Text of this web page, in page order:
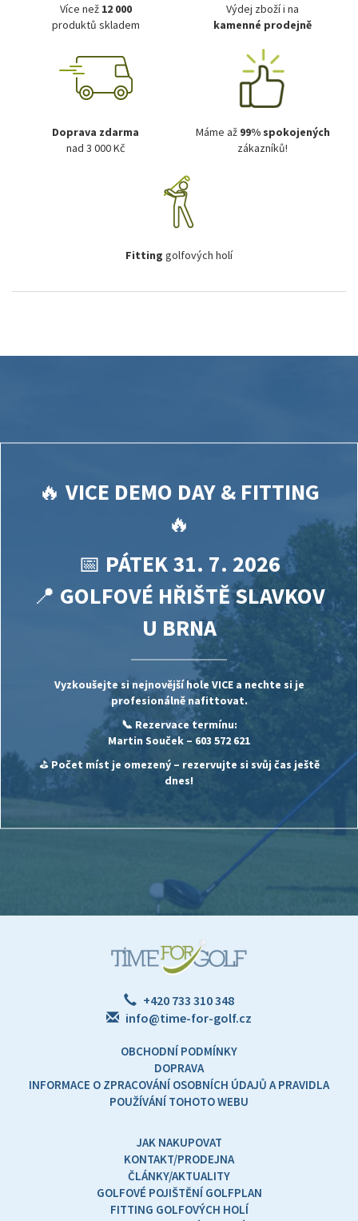
Více než 12 000
produktů skladem
Výdej zboží i na
kamenné prodejně
Doprava zdarma
nad 3 000 Kč
Máme až 99% spokojených
zákazníků!
Fitting golfových holí
🔥 VICE DEMO DAY & FITTING
🔥
📅 PÁTEK 31. 7. 2026
📍 GOLFOVÉ HŘIŠTĚ SLAVKOV
U BRNA
Vyzkoušejte si nejnovější hole VICEa nechte si je
profesionálně nafittovat.
📞 Rezervace termínu:
Martin Souček – 603 572 621
⛳Počet míst je omezený – rezervujte si svůj čas ještě
dnes!
+420 733 310 348
info@time-for-golf.cz
OBCHODNÍ PODMÍNKY
DOPRAVA
INFORMACE O ZPRACOVÁNÍ OSOBNÍCH ÚDAJŮ A PRAVIDLA
POUŽÍVÁNÍ TOHOTO WEBU
JAK NAKUPOVAT
KONTAKT/PRODEJNA
ČLÁNKY/AKTUALITY
GOLFOVÉ POJIŠTĚNÍ GOLFPLAN
FITTING GOLFOVÝCH HOLÍ